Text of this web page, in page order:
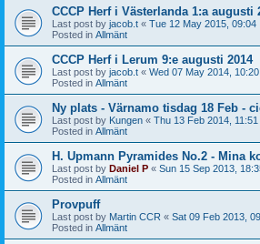
CCCP Herf i Västerlanda 1:a augusti
Last post by jacob.t « Tue 12 May 2015, 09:04
Posted in Allmänt
CCCP Herf i Lerum 9:e augusti 2014
Last post by jacob.t « Wed 07 May 2014, 10:20
Posted in Allmänt
Ny plats - Värnamo tisdag 18 Feb -
Last post by Kungen « Thu 13 Feb 2014, 11:51
Posted in Allmänt
H. Upmann Pyramides No.2 - Mina
Last post by Daniel P « Sun 15 Sep 2013,
Posted in Allmänt
Provpuff
Last post by Martin CCR « Sat 09 Feb 2013,
Posted in Allmänt